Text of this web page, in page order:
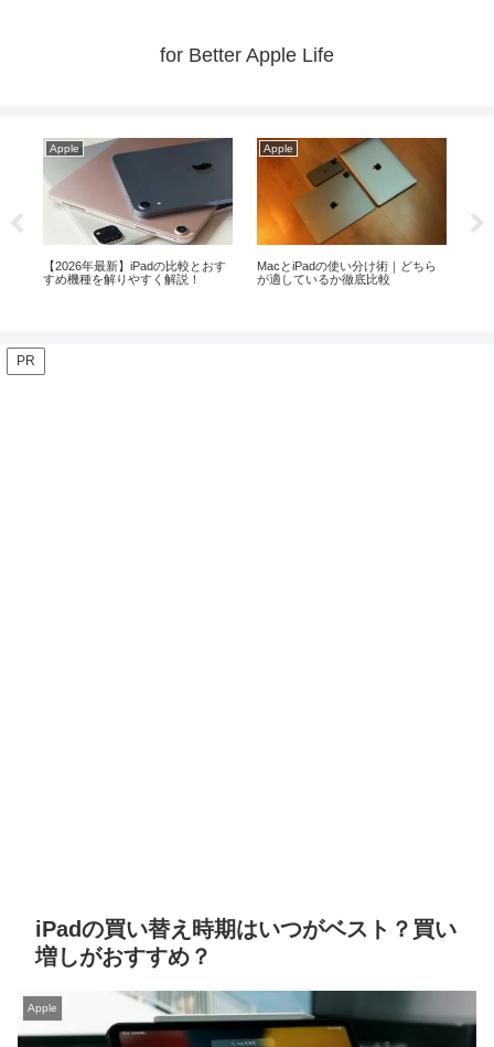
for Better Apple Life
Apple
MacやiPad等の購入はいつがベス
ト！？【2026年8月】
Apple
今お勧めのM4 Mac mini！お勧めの
周辺機器がこれ！
PR
iPadの買い替え時期はいつがベスト？買い
増しがおすすめ？
Apple